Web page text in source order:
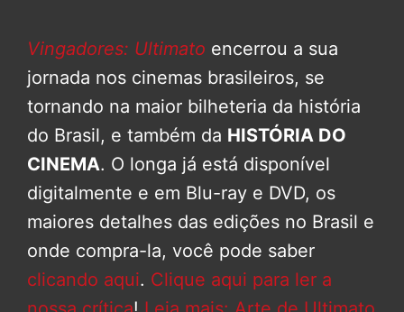
Vingadores: Ultimato encerrou a sua
jornada nos cinemas brasileiros, se
tornando na maior bilheteria da história
do Brasil, e também da HISTÓRIA DO
CINEMA. O longa já está disponível
digitalmente e em Blu-ray e DVD, os
maiores detalhes das edições no Brasil e
onde compra-la, você pode saber
clicando aqui. Clique aqui para ler a